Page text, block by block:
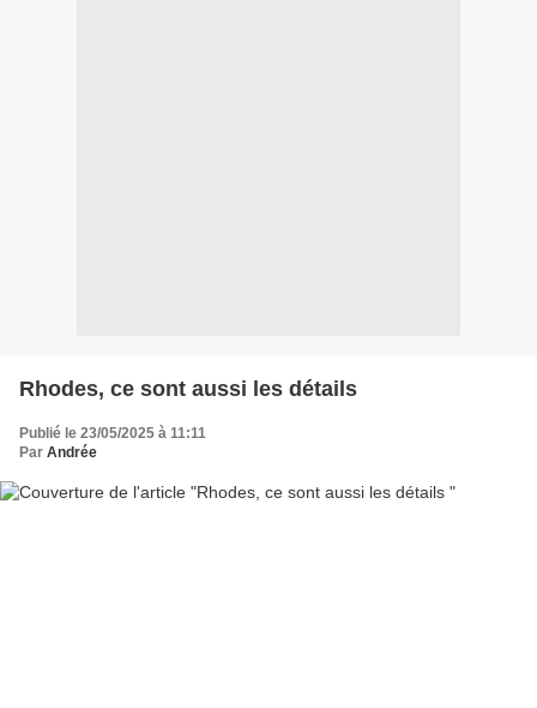
Rhodes, ce sont aussi les détails
Publié le 23/05/2025 à 11:11
Par Andrée